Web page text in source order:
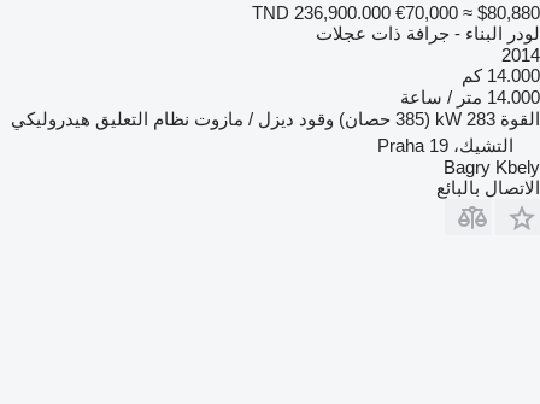
TND 236,900.000 €70,000 ≈ $80,880
لودر البناء - جرافة ذات عجلات
2014
14.000 كم
14.000 متر / ساعة
القوة 283 kW (385 حصان) وقود ديزل / مازوت نظام التعليق هيدروليكي
التشيك، Praha 19
Bagry Kbely
الاتصال بالبائع